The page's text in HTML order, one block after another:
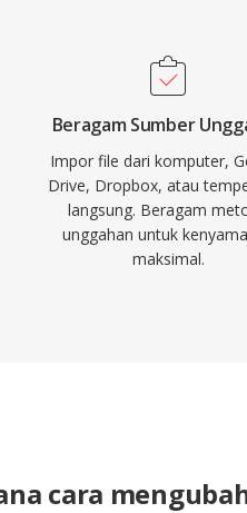
Beragam Sumber
Impor file dari komputer,
Drive, Dropbox, atau
langsung. Beragam
unggahan untuk
maksimal.
cara